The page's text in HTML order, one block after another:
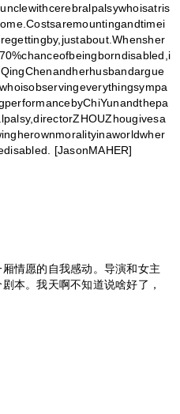
[JasonMAHER]
情愿的自我感动。导演和女主
本。我天啊不知道说啥好了，